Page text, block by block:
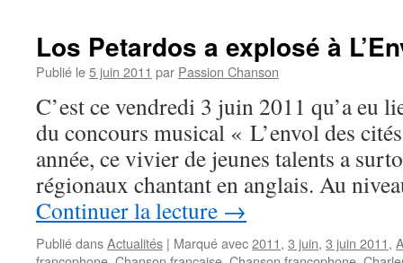
Los Petardos a explosé à
Publié le5 juin 2011 par Passion Chanson
C’est ce vendredi 3 juin 2011 qu’a eu
du concours musical « L’envol des
année, ce vivier de jeunes talents a
régionaux chantant en anglais. Au
Continuer la lecture →
Publié dansActualités | Marqué avec2011, 3 juin, 3 juin 2011,